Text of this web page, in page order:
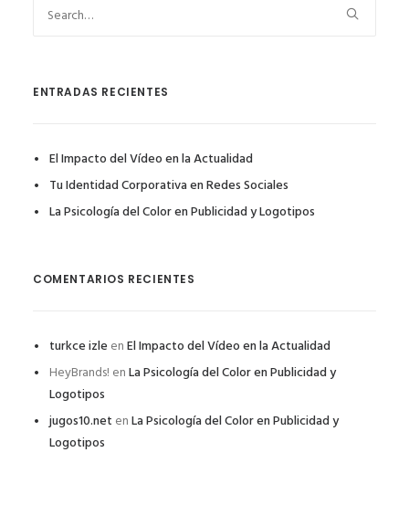
ENTRADAS RECIENTES
El Impacto del Vídeo en la Actualidad
Tu Identidad Corporativa en Redes Sociales
La Psicología del Color en Publicidad y Logotipos
COMENTARIOS RECIENTES
turkce izle enEl Impacto del Vídeo en la Actualidad
HeyBrands! enLa Psicología del Color en Publicidad y
Logotipos
jugos10.net enLa Psicología del Color en Publicidad y
Logotipos